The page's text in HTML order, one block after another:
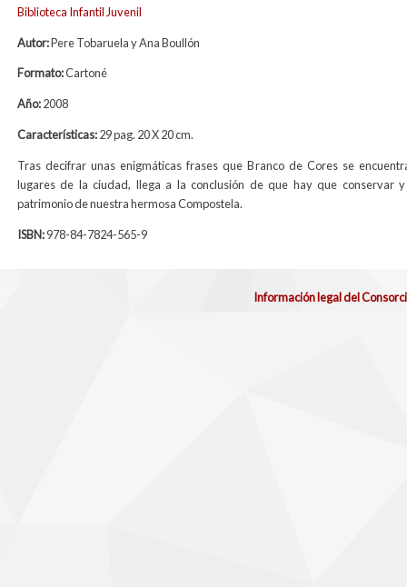
Biblioteca Infantil Juvenil
Autor:Pere Tobaruela y Ana Boullón
Formato:Cartoné
Año:2008
Características:29 pag. 20 X 20 cm.
Tras decifrar unas enigmáticas frases que Branco de Cores se
lugares de la ciudad, llega a la conclusión de que hay que conservar
patrimonio de nuestra hermosa Compostela.
ISBN:978-84-7824-565-9
Información legal del